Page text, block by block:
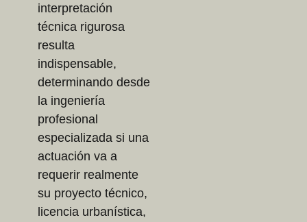
interpretación
técnica rigurosa
resulta
indispensable,
determinando desde
la ingeniería
profesional
especializada si una
actuación va a
requerir realmente
su proyecto técnico,
licencia urbanística,